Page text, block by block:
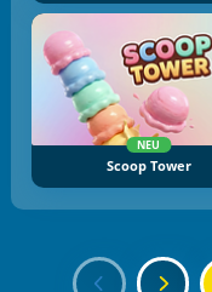
NEU
Scoop Tower